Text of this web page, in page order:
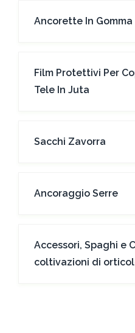
Ancorette In Gomma
Film Protettivi Per
Tele In Juta
Sacchi Zavorra
Ancoraggio Serre
Accessori, Spaghi e
coltivazioni di